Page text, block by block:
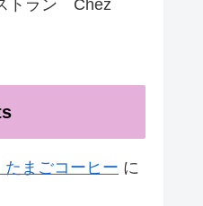
トラン Chez
まごコーヒー に